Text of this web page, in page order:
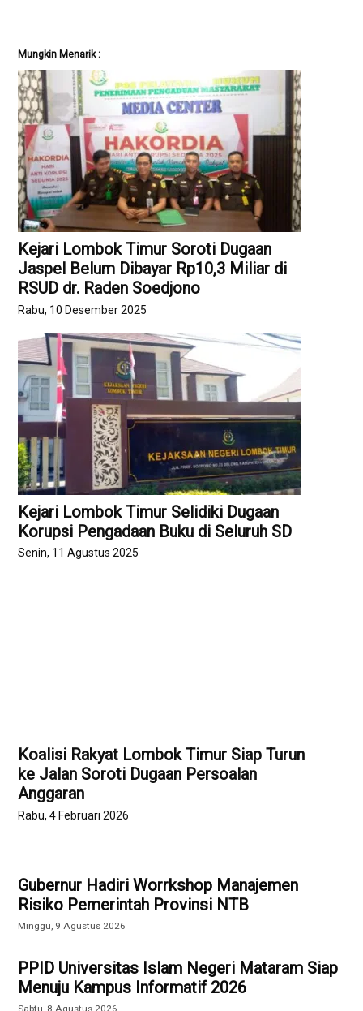
Mungkin Menarik :
Kejari Lombok Timur Soroti Dugaan
Jaspel Belum Dibayar Rp10,3 Miliar di
RSUD dr. Raden Soedjono
Rabu, 10 Desember 2025
Kejari Lombok Timur Selidiki Dugaan
Korupsi Pengadaan Buku di Seluruh SD
Senin, 11 Agustus 2025
Koalisi Rakyat Lombok Timur Siap Turun
ke Jalan Soroti Dugaan Persoalan
Anggaran
Rabu, 4 Februari 2026
Gubernur Hadiri Worrkshop Manajemen
Risiko Pemerintah Provinsi NTB
Minggu, 9 Agustus 2026
PPID Universitas Islam Negeri Mataram Siap
Menuju Kampus Informatif 2026
Sabtu, 8 Agustus 2026